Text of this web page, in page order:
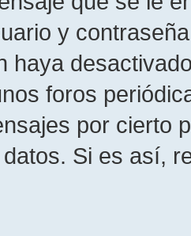
y
haya
foros
por cierto
Si es así,